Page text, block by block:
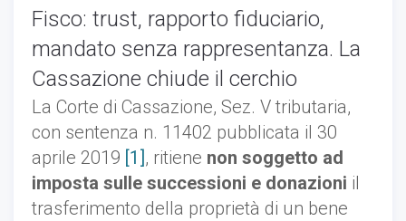
Fisco: trust, rapporto fiduciario,
mandato senza rappresentanza. La
Cassazione chiude il cerchio
La Corte di Cassazione, Sez. V tributaria,
con sentenza n. 11402 pubblicata il 30
aprile 2019 [1], ritiene non soggetto ad
imposta sulle successioni e donazioni il
trasferimento della proprietà di un bene